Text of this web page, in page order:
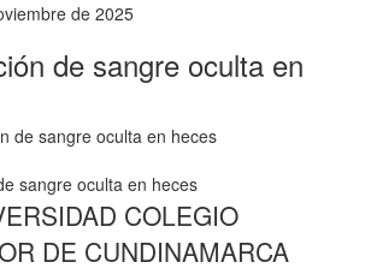
de 2025
de sangre oculta en
sangre oculta en heces
COLEGIO
DE CUNDINAMARCA